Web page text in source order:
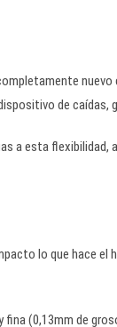
de caídas,
a esta
lo que hace
(0,13mm de